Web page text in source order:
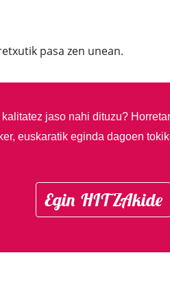
pasa zen unean.
jaso nahi dituzu?
euskaratik eginda dagoen
Egin HITZAkide